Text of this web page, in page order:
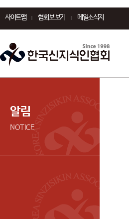
사이트맵 협회보 보기 메일소식지
알림
NOTICE